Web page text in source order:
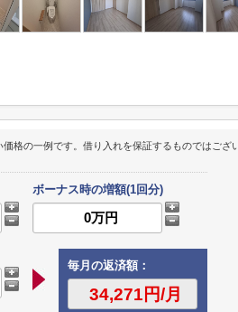
格の一例です。借り入れを保証するものではござ
ボーナス時の増額(1回分)
毎月の返済額：